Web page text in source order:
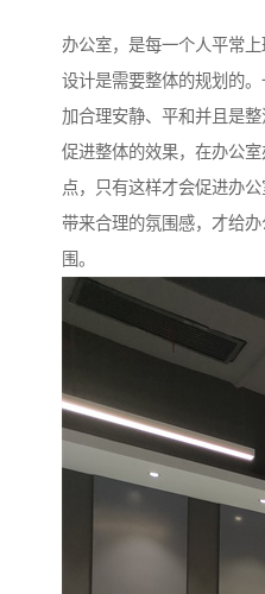
办公室，是每一个人平常
设计是需要整体的规划的
加合理安静、平和并且是
促进整体的效果，在办公
点，只有这样才会促进办
带来合理的氛围感，才给
围。